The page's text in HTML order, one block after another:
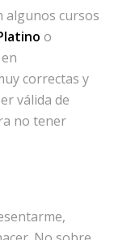
algunos cursos
o
correctas y
válida de
no tener